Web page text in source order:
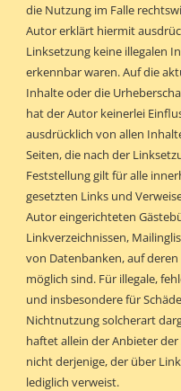
die Nutzung im Falle
Autor erklärt hiermit
Linksetzung keine illegalen
erkennbar waren. Auf die
Inhalte oder die
hat der Autor keinerlei
ausdrücklich von allen
Seiten, die nach der
Feststellung gilt für alle
gesetzten Links und
Autor eingerichteten
Linkverzeichnissen,
von Datenbanken, auf
möglich sind. Für illegale,
und insbesondere für
Nichtnutzung solcherart
haftet allein der Anbieter
nicht derjenige, der über
lediglich verweist.